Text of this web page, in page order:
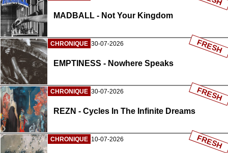
MADBALL - Not Your Kingdom
CHRONIQUE 30-07-2026
EMPTINESS - Nowhere Speaks
FRESH
CHRONIQUE 30-07-2026
REZN - Cycles In The Infinite Dreams
FRESH
CHRONIQUE 10-07-2026 FRESH